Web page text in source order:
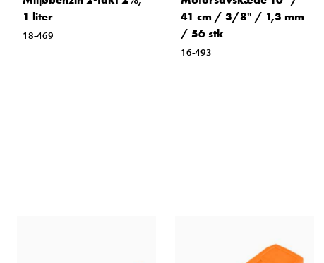
1 liter
18-469
41 cm / 3/8" / 1,3 mm
/ 56 stk
16-493